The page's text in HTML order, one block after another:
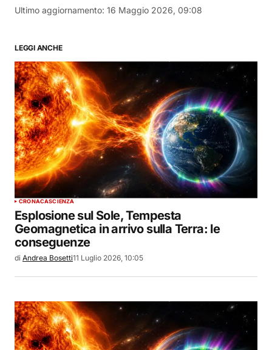
Ultimo aggiornamento: 16 Maggio 2026, 09:08
LEGGI ANCHE
CRONACASCIENZA
Esplosione sul Sole, Tempesta
Geomagnetica in arrivo sulla Terra: le
conseguenze
di Andrea Bosetti11 Luglio 2026, 10:05